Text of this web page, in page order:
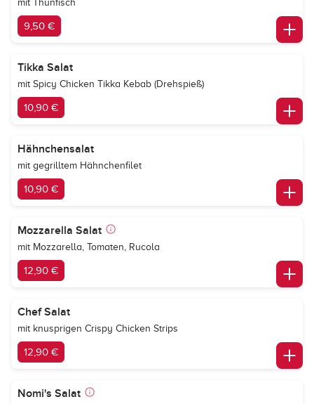
mit Thunfisch
9,50 €
Tikka Salat
mit Spicy Chicken Tikka Kebab (Drehspieß)
10,90 €
Hähnchensalat
mit gegrilltem Hähnchenfilet
10,90 €
Mozzarella Salat
mit Mozzarella, Tomaten, Rucola
12,90 €
Chef Salat
mit knusprigen Crispy Chicken Strips
12,90 €
Nomi's Salat